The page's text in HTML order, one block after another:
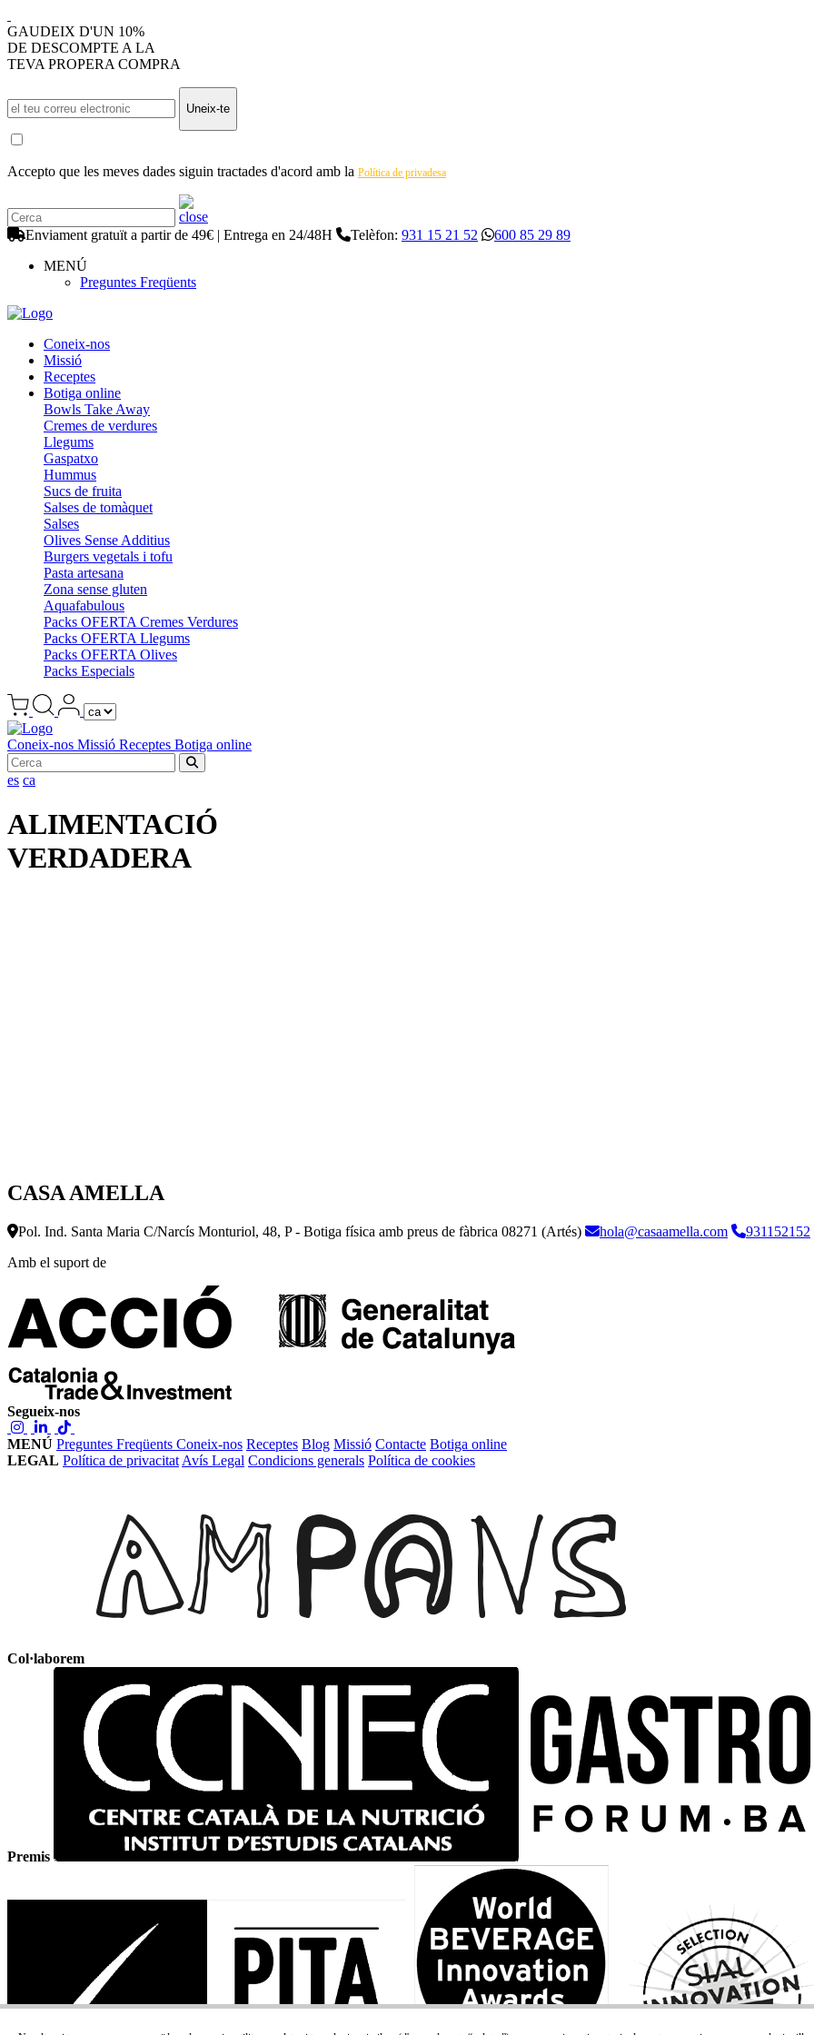
GAUDEIX D'UN 10%
DE DESCOMPTE A LA
TEVA PROPERA COMPRA
Uneix-te
Accepto que les meves dades siguin tractades d'acord amb la Política de privadesa
Enviament gratuït a partir de 49€ | Entrega en 24/48H Telèfon: 931 15 21 52
600 85 29 89
MENÚ
Preguntes Freqüents
Coneix-nos
Missió
Receptes
Botiga online
Bowls Take Away
Cremes de verdures
Llegums
Gaspatxo
Hummus
Sucs de fruita
Salses de tomàquet
Salses
Olives Sense Additius
Burgers vegetals i tofu
Pasta artesana
Zona sense gluten
Aquafabulous
Packs OFERTA Cremes Verdures
Packs OFERTA Llegums
Packs OFERTA Olives
Packs Especials
Coneix-nos Missió Receptes Botiga online
es ca
ALIMENTACIÓ
VERDADERA
CASA AMELLA
Pol. Ind. Santa Maria C/Narcís Monturiol, 48, P - Botiga física amb preus de fàbrica 08271 (Artés) hola@casaamella.com 931152152
Amb el suport de
Segueix-nos
MENÚ Preguntes Freqüents Coneix-nos Receptes Blog Missió Contacte Botiga online
LEGAL Política de privacitat Avís Legal Condicions generals Política de cookies
Col·laborem
Premis